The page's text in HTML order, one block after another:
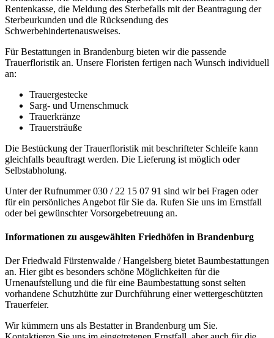
Rentenkasse, die Meldung des Sterbefalls mit der Beantragung der
Sterbeurkunden und die Rücksendung des
Schwerbehindertenausweises.
Für Bestattungen in Brandenburg bieten wir die passende
Trauerfloristik an. Unsere Floristen fertigen nach Wunsch individuell
an:
Trauergestecke
Sarg- und Urnenschmuck
Trauerkränze
Trauersträuße
Die Bestückung der Trauerfloristik mit beschrifteter Schleife kann
gleichfalls beauftragt werden. Die Lieferung ist möglich oder
Selbstabholung.
Unter der Rufnummer 030 / 22 15 07 91 sind wir bei Fragen oder
für ein persönliches Angebot für Sie da. Rufen Sie uns im Ernstfall
oder bei gewünschter Vorsorgebetreuung an.
Informationen zu ausgewählten Friedhöfen in Brandenburg
Der Friedwald Fürstenwalde / Hangelsberg bietet Baumbestattungen
an. Hier gibt es besonders schöne Möglichkeiten für die
Urnenaufstellung und die für eine Baumbestattung sonst selten
vorhandene Schutzhütte zur Durchführung einer wettergeschützten
Trauerfeier.
Wir kümmern uns als Bestatter in Brandenburg um Sie.